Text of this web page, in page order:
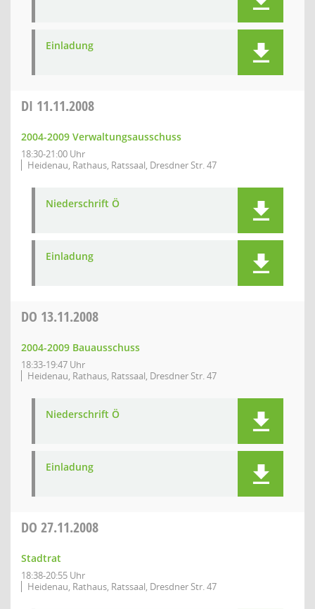
Einladung
DI 11.11.2008
2004-2009 Verwaltungsausschuss
18:30-21:00 Uhr
Heidenau, Rathaus, Ratssaal, Dresdner Str. 47
Niederschrift Ö
Einladung
DO 13.11.2008
2004-2009 Bauausschuss
18:33-19:47 Uhr
Heidenau, Rathaus, Ratssaal, Dresdner Str. 47
Niederschrift Ö
Einladung
DO 27.11.2008
Stadtrat
18:38-20:55 Uhr
Heidenau, Rathaus, Ratssaal, Dresdner Str. 47